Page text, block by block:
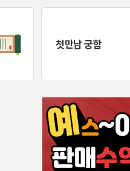
첫만남 궁합